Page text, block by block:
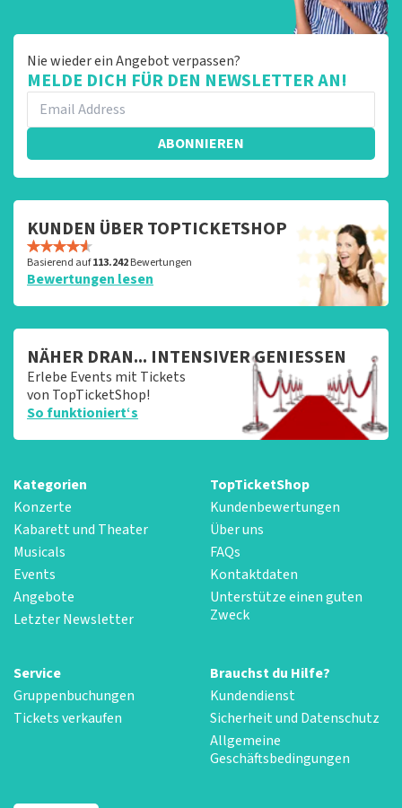
Nie wieder ein Angebot verpassen?
MELDE DICH FÜR DEN NEWSLETTER AN!
ABONNIEREN
KUNDEN ÜBER TOPTICKETSHOP
Basierend auf113.242Bewertungen
Bewertungen lesen
NÄHER DRAN... INTENSIVER GENIESSEN
Erlebe Events mit Tickets
von TopTicketShop!
So funktioniert‘s
Kategorien
Konzerte
Kabarett und Theater
Musicals
Events
Angebote
Letzter Newsletter
TopTicketShop
Kundenbewertungen
Über uns
FAQs
Kontaktdaten
Unterstütze einen guten
Zweck
Service
Gruppenbuchungen
Tickets verkaufen
Brauchst du Hilfe?
Kundendienst
Sicherheit und Datenschutz
Allgemeine
Geschäftsbedingungen